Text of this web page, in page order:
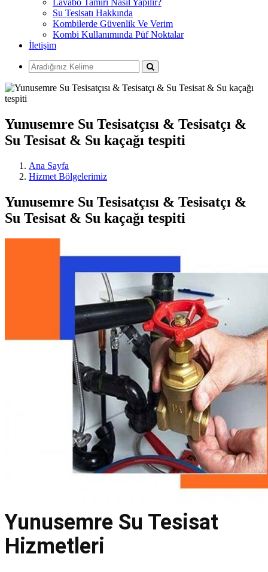
Lavabo Tamiri Nasıl Yapılır?
Su Tesisatı Hakkında
Kombilerde Güvenlik Ve Verim
Kombi Kullanımında Püf Noktalar
İletişim
Yunusemre Su Tesisatçısı & Tesisatçı &
Su Tesisat & Su kaçağı tespiti
Ana Sayfa
Hizmet Bölgelerimiz
Yunusemre Su Tesisatçısı & Tesisatçı &
Su Tesisat & Su kaçağı tespiti
Yunusemre Su Tesisat
Hizmetleri